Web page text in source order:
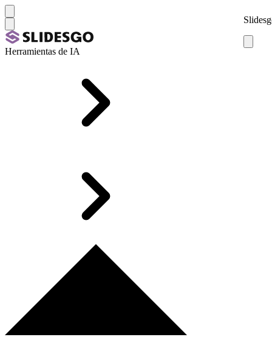
Herramientas de IA